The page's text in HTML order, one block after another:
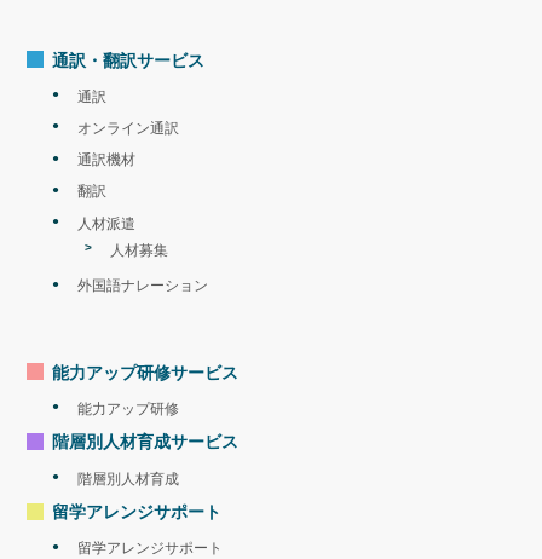
通訳・翻訳サービス
通訳
オンライン通訳
通訳機材
翻訳
人材派遣
人材募集
外国語ナレーション
能力アップ研修サービス
能力アップ研修
階層別人材育成サービス
階層別人材育成
留学アレンジサポート
留学アレンジサポート